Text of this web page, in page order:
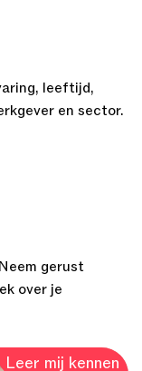
leeftijd,
en sector.
gerust
over je
Leer mij kennen